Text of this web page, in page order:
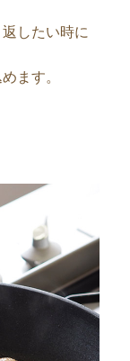
したい時に
ます。